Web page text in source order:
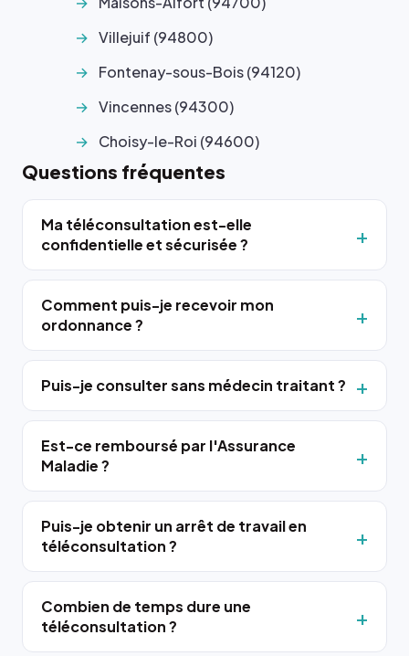
Villejuif (94800)
Fontenay-sous-Bois (94120)
Vincennes (94300)
Choisy-le-Roi (94600)
Questions fréquentes
Ma téléconsultation est-elle
confidentielle et sécurisée ?
Comment puis-je recevoir mon
ordonnance ?
Puis-je consulter sans médecin traitant ?
Est-ce remboursé par l'Assurance
Maladie ?
Puis-je obtenir un arrêt de travail en
téléconsultation ?
Combien de temps dure une
téléconsultation ?